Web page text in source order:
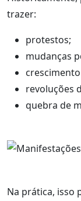
trazer:
protestos;
mudanças
revoluções
quebra de
Na prática, isso